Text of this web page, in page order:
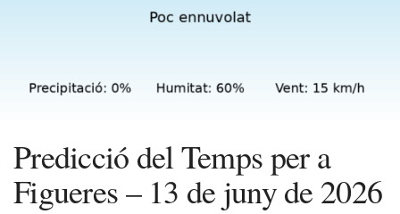
Predicció del Temps per a
Figueres – 13 de juny de 2026